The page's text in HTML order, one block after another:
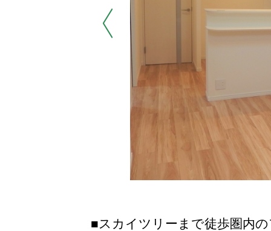
■スカイツリーまで徒歩圏内